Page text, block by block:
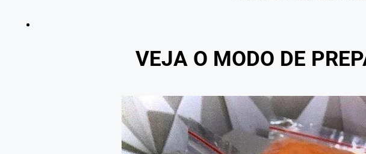
VEJA O MODO DE